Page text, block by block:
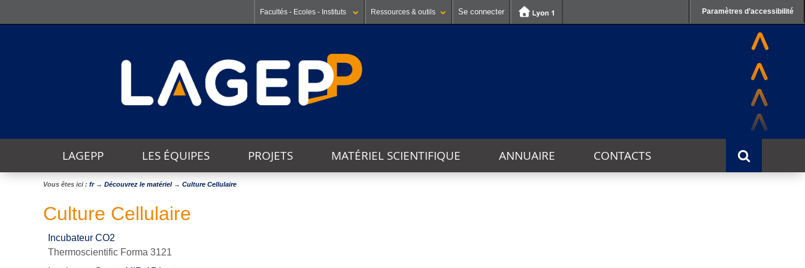
Paramètres d’accessibilité
Facultés - Ecoles - Instituts Ressources & outils Se connecter
LAGEPP LES ÉQUIPES PROJETS MATÉRIEL SCIENTIFIQUE ANNUAIRE CONTACTS
THÈMES TRANSVERSAUX
Vous êtes ici : fr→ Découvrez le matériel→ Culture Cellulaire
Culture Cellulaire
Incubateur CO2
Thermoscientific Forma 3121